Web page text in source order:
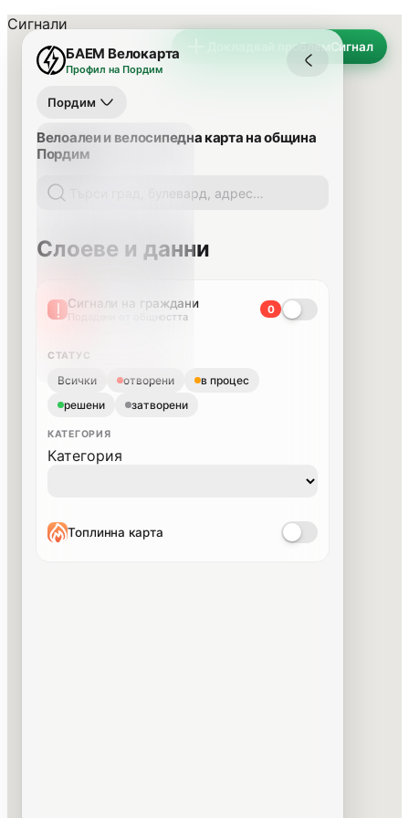
Докладвай проблемСигнал
БАЕМ Велокарта
Профил на Пордим
Пордим
Велоалеи и велосипедна карта на община
Пордим
Слоеве и данни
Сигнали на граждани
Подадени от общността
0
СТАТУС
Всички отворени
в процес
решени
затворени
КАТЕГОРИЯ
Категория
Топлинна карта
Сигнали